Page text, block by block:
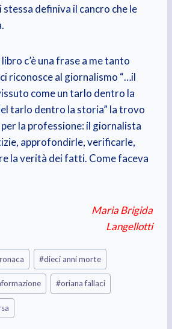
stessa definiva il cancro che le
c’è una frase a me tanto
riconosce al giornalismo “…il
come un tarlo dentro la
tarlo dentro la storia” la trovo
la professione: il giornalista
approfondirle, verificarle,
la verità dei fatti. Come faceva
Brigida
Langellotti
#dieci anni morte
#oriana fallaci